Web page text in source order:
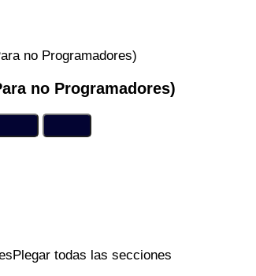
no Programadores)
no Programadores)
Plegar todas las secciones